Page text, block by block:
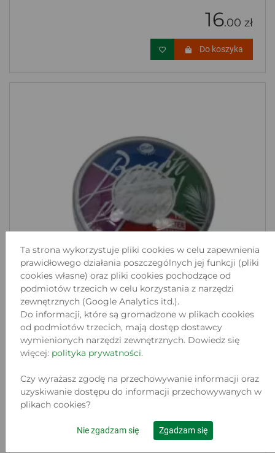
16.00 zł
Do koszyka
BELL BEACH PLEASE PALETA
Lokalizacja:
CHRZANÓW, MICKIEWICZA 8
Stan:
14
Ta strona wykorzystuje pliki cookies w celu zapewnienia
prawidłowego działania poszczególnych jej funkcji (pliki
cookies własne) oraz pliki cookies pochodzące od
podmiotów trzecich w celu korzystania z narzędzi
zewnętrznych (Google Analytics itd.).
Do informacji, które są gromadzone w plikach cookies
od podmiotów trzecich, mają dostęp dostawcy
wymienionych narzędzi zewnętrznych. Dowiedz się
więcej: polityka prywatności.
Czy wyrażasz zgodę na przechowywanie informacji oraz
uzyskiwanie dostępu do informacji przechowywanych w
plikach cookies?
Nie zgadzam się Zgadzam się